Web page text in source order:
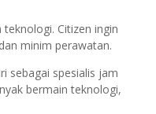
Citizen ingin
minim perawatan.
sebagai spesialis jam
bermain teknologi,